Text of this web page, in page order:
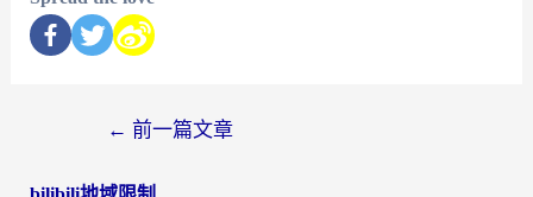
← 前一篇文章